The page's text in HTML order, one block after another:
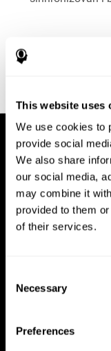
This website uses
We use cookies to
provide social
We also share
our social media,
may combine it
provided to them
of their services.
Selection
Necessary
Preferences